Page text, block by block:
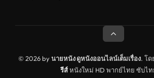
© 2026 byนายหนัง ดูหนังออนไลน์เต็มเรื่อง. โด
รีส์หนังใหม่ HD พากย์ไทย ซับไ